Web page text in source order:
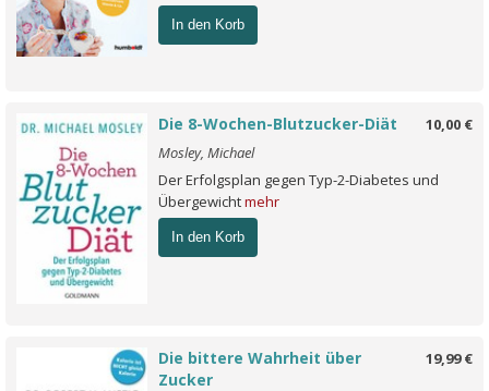
In den Korb
10,00 €
Die 8-Wochen-Blutzucker-Diät
Mosley, Michael
Der Erfolgsplan gegen Typ-2-Diabetes und
Übergewichtmehr
In den Korb
19,99 €
Die bittere Wahrheit über
Zucker